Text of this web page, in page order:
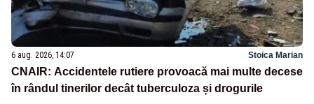
6 aug. 2026, 14:07 Stoica Marian
CNAIR: Accidentele rutiere provoacă mai multe decese
în rândul tinerilor decât tuberculoza și drogurile